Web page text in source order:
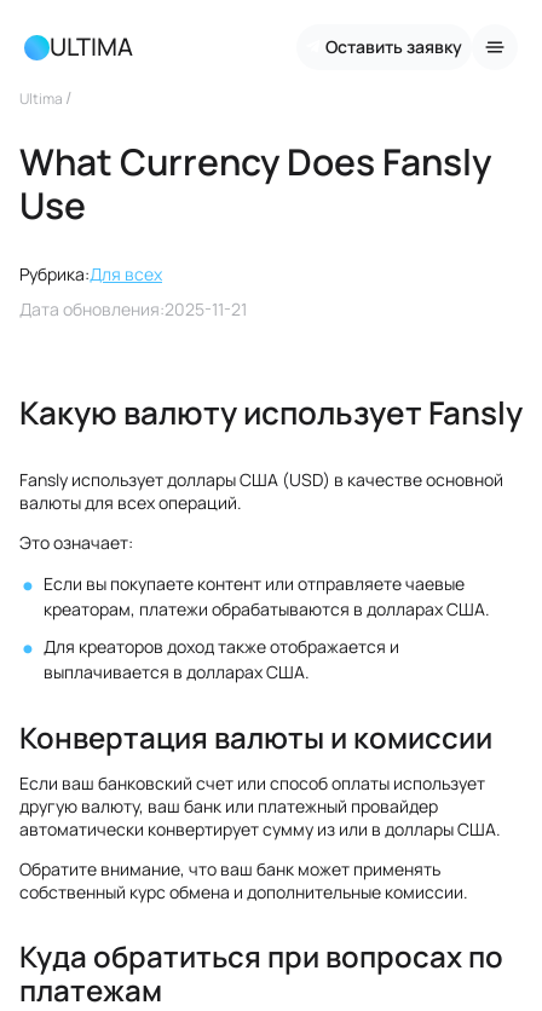
ULTIMA Оставить заявку
Ultima /
What Currency Does Fansly
Use
Рубрика:Для всех
Дата обновления:2025-11-21
Какую валюту использует Fansly
Fansly использует доллары США (USD) в качестве основной
валюты для всех операций.
Это означает:
Если вы покупаете контент или отправляете чаевые
креаторам, платежи обрабатываются в долларах США.
Для креаторов доход также отображается и
выплачивается в долларах США.
Конвертация валюты и комиссии
Если ваш банковский счет или способ оплаты использует
другую валюту, ваш банк или платежный провайдер
автоматически конвертирует сумму из или в доллары США.
Обратите внимание, что ваш банк может применять
собственный курс обмена и дополнительные комиссии.
Куда обратиться при вопросах по
платежам